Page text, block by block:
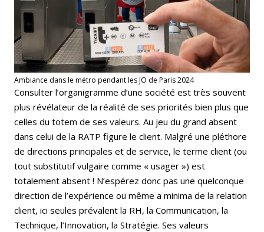
Ambiance dans le métro pendant les JO de Paris 2024
Consulter l’organigramme d’une société est très souvent
plus révélateur de la réalité de ses priorités bien plus que
celles du totem de ses valeurs. Au jeu du grand absent
dans celui de la RATP figure le client. Malgré une pléthore
de directions principales et de service, le terme client (ou
tout substitutif vulgaire comme « usager ») est
totalement absent ! N’espérez donc pas une quelconque
direction de l’expérience ou même a minima de la relation
client, ici seules prévalent la RH, la Communication, la
Technique, l’Innovation, la Stratégie. Ses valeurs